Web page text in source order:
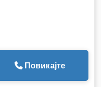
Повикајте